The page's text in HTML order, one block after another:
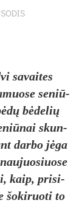
sa­vai­tes
se­niū­
bė­de­lių
skun­
dar­bo jė­ga
kaip, pri­si­
šo­ki­ruo­ti to